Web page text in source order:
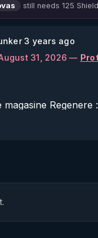
still needs 125
3 years ago
31, 2026 —
Regenere :
qui vont révéler
t-elle des sectes